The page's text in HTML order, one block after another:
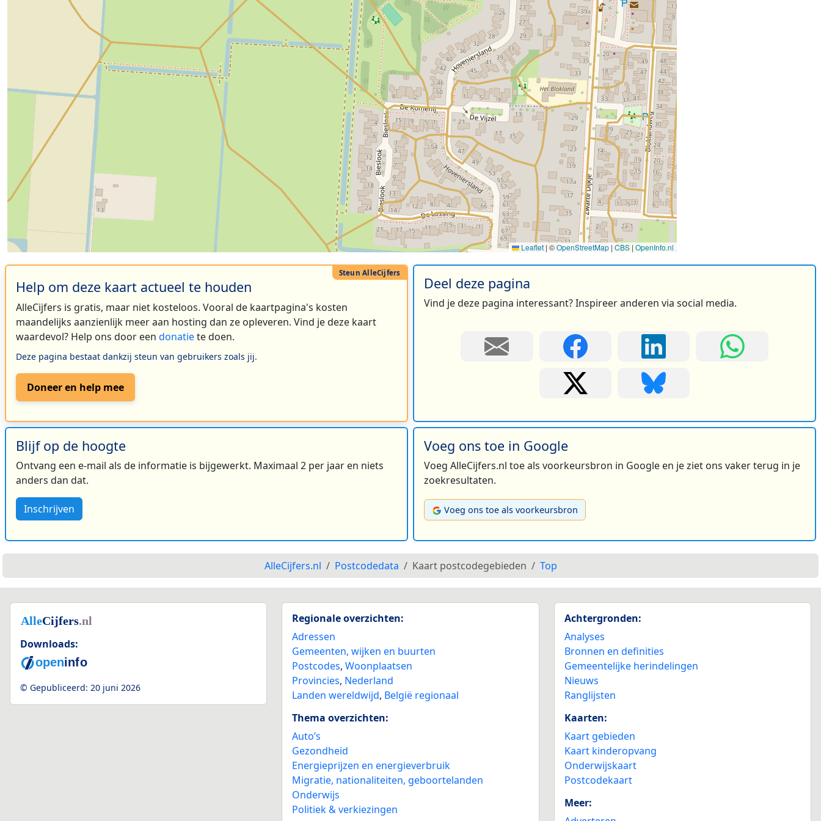
Leaflet | ©OpenStreetMap | CBS | OpenInfo.nl
Help om deze kaart actueel te houden
AlleCijfers is gratis, maar niet kosteloos. Vooral de kaartpagina's kosten
maandelijks aanzienlijk meer aan hosting dan ze opleveren. Vind je deze kaart
waardevol? Help ons door een donatiete doen.
Deze pagina bestaat dankzij steun van gebruikers zoals jij.
Doneer en help mee
Deel deze pagina
Vind je deze pagina interessant? Inspireer anderen via social media.
Blijf op de hoogte
Ontvang een e-mail als de informatie is bijgewerkt. Maximaal 2 per jaar en niets
anders dan dat.
Inschrijven
Voeg ons toe in Google
Voeg AlleCijfers.nl toe als voorkeursbron in Google en je ziet ons vaker terug in je
zoekresultaten.
Voeg ons toe als voorkeursbron
AlleCijfers.nl Postcodedata Kaart postcodegebieden Top
Downloads:
© Gepubliceerd: 20 juni 2026
Regionale overzichten:
Adressen
Gemeenten, wijken en buurten
Postcodes,Woonplaatsen
Provincies, Nederland
Landen wereldwijd, België regionaal
Thema overzichten:
Auto’s
Gezondheid
Energieprijzen en energieverbruik
Migratie, nationaliteiten, geboortelanden
Onderwijs
Politiek & verkiezingen
Achtergronden:
Analyses
Bronnen en definities
Gemeentelijke herindelingen
Nieuws
Ranglijsten
Kaarten:
Kaart gebieden
Kaart kinderopvang
Onderwijskaart
Postcodekaart
Meer: